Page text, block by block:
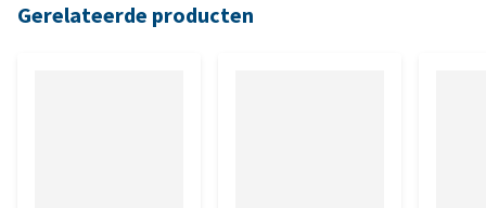
Gerelateerde producten